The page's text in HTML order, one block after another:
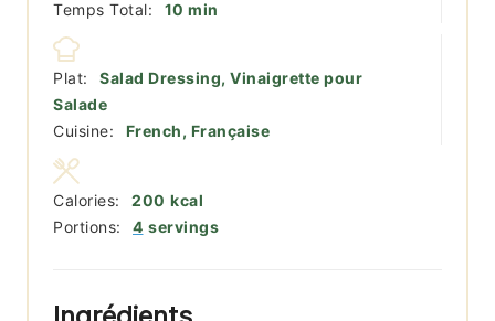
Temps Total:
10 minutes
min
Plat:
Salad Dressing, Vinaigrette pour
Salade
Cuisine:
French, Française
Portions: 4 servings
Calories: 200 kcal